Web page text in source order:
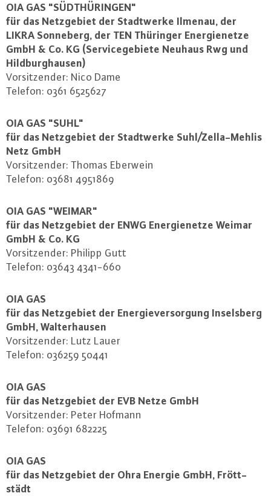
OIA GAS "SÜD­THÜ­RIN­GEN"
für das Netz­ge­biet der Stadt­wer­ke Ilmenau, der
LIKRA Sonneberg, der TEN Thüringer En­er­gie­net­ze
GmbH & Co. KG (Ser­vice­ge­bie­te Neuhaus Rwg und
Hild­burg­hau­sen)
Vor­sit­zen­der: Nico Dame
Telefon: 0361 6525627
OIA GAS "SUHL"
für das Netz­ge­biet der Stadt­wer­ke Suhl/Zel­la-Meh­lis
Netz GmbH
Vor­sit­zen­der: Thomas Eberwein
Telefon: 03681 4951869
OIA GAS "WEIMAR"
für das Netz­ge­biet der ENWG En­er­gie­net­ze Weimar
GmbH & Co. KG
Vor­sit­zen­der: Philipp Gutt
Telefon: 03643 4341-660
OIA GAS
für das Netz­ge­biet der En­er­gie­ver­sor­gung In­sels­berg
GmbH, Wal­ter­hau­sen
Vor­sit­zen­der: Lutz Lauer
Telefon: 036259 50441
OIA GAS
für das Netz­ge­biet der EVB Netze GmbH
Vor­sit­zen­der: Peter Hofmann
Telefon: 03691 682225
OIA GAS
für das Netz­ge­biet der Ohra Energie GmbH, Frött­
städt